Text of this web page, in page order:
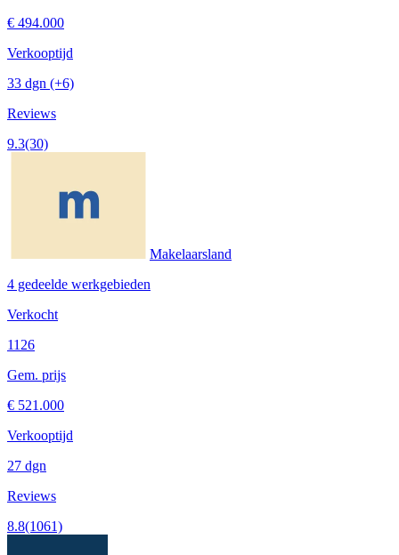
€ 494.000
Verkooptijd
33 dgn (+6)
Reviews
9.3(30)
Makelaarsland
4 gedeelde werkgebieden
Verkocht
1126
Gem. prijs
€ 521.000
Verkooptijd
27 dgn
Reviews
8.8(1061)